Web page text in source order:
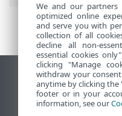
Desktop-Site
End of Life
ESET
We and our
optimized online
and serve you with
collection of all
decline all non-
essential cookies
clicking "Manage
withdraw your
anytime by clicking the
footer or in your
information, see our